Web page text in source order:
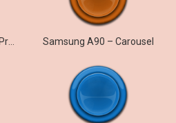
Samsung Galaxy S23 Ultra – Prelude Samsung A90 – Carousel